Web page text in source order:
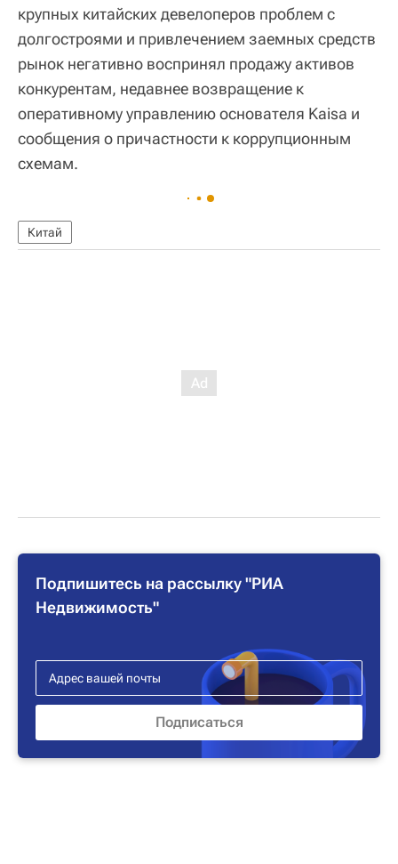
крупных китайских девелоперов проблем с
долгостроями и привлечением заемных средств
рынок негативно воспринял продажу активов
конкурентам, недавнее возвращение к
оперативному управлению основателя Kaisa и
сообщения о причастности к коррупционным
схемам.
Китай
Подпишитесь на рассылку "РИА
Недвижимость"